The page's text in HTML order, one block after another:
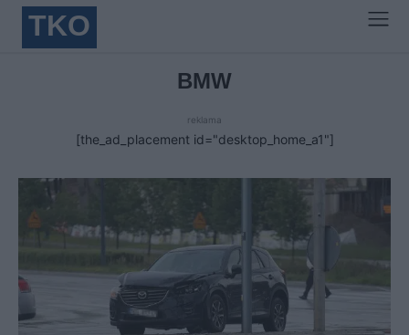
TKO
BMW
reklama
[the_ad_placement id="desktop_home_a1"]